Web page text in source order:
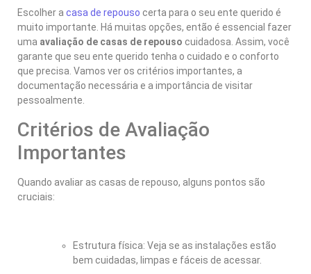
Escolher a casa de repouso certa para o seu ente querido é
muito importante. Há muitas opções, então é essencial fazer
uma avaliação de casas de repouso cuidadosa. Assim, você
garante que seu ente querido tenha o cuidado e o conforto
que precisa. Vamos ver os critérios importantes, a
documentação necessária e a importância de visitar
pessoalmente.
Critérios de Avaliação
Importantes
Quando avaliar as casas de repouso, alguns pontos são
cruciais:
Estrutura física: Veja se as instalações estão
bem cuidadas, limpas e fáceis de acessar.